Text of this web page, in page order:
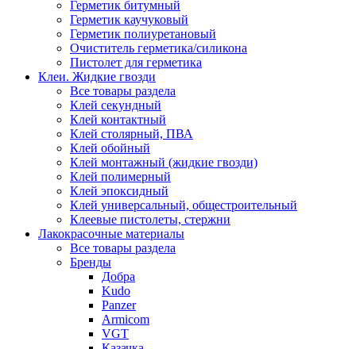
Герметик битумный
Герметик каучуковый
Герметик полиуретановый
Очиститель герметика/силикона
Пистолет для герметика
Клеи. Жидкие гвозди
Все товары раздела
Клей секундный
Клей контактный
Клей столярный, ПВА
Клей обойный
Клей монтажный (жидкие гвозди)
Клей полимерный
Клей эпоксидный
Клей универсальный, общестроительный
Клеевые пистолеты, стержни
Лакокрасочные материалы
Все товары раздела
Бренды
Добра
Kudo
Panzer
Armicom
VGT